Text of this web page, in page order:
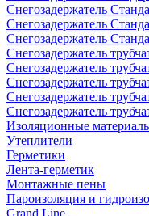
Снегозадержатель
Снегозадержатель
Снегозадержатель
Снегозадержатель
Снегозадержатель
Снегозадержатель
Снегозадержатель
Снегозадержатель
Изоляционные
Утеплители
Герметики
Лента-герметик
Монтажные пены
Пароизоляция и
Grand Line